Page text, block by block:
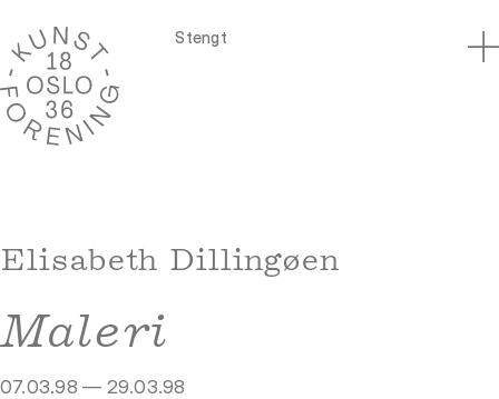
Stengt
Elisabeth Dillingøen
Maleri
07.03.98 — 29.03.98